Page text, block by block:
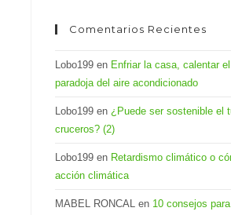
Comentarios Recientes
Lobo199 en Enfriar la casa, calentar
paradoja del aire acondicionado
Lobo199 en ¿Puede ser sostenible el
cruceros? (2)
Lobo199 en Retardismo climático o
acción climática
MABEL RONCAL en 10 consejos